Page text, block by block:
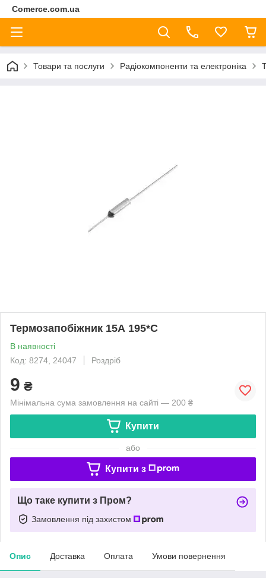
Comerce.com.ua
Товари та послуги Радіокомпоненти та електроніка
Термозапобіжник 15А 195*C
В наявності
Код: 8274, 24047
Роздріб
9 ₴
Мінімальна сума замовлення на сайті — 200 ₴
Купити
або
Купити з
Що таке купити з Пром?
Замовлення під захистом
Опис Доставка Оплата Умови повернення